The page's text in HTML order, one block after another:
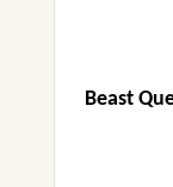
Beast